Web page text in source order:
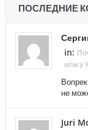
ПОСЛЕДНИЕ
in:
или у
не
Juri